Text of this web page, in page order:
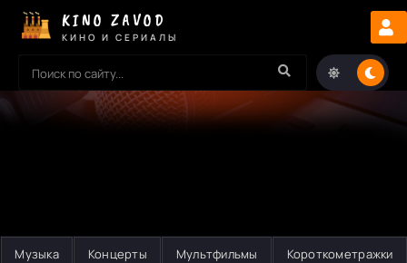
KINO ZAVOD
КИНО И СЕРИАЛЫ
Музыка Концерты Мультфильмы Короткометражки